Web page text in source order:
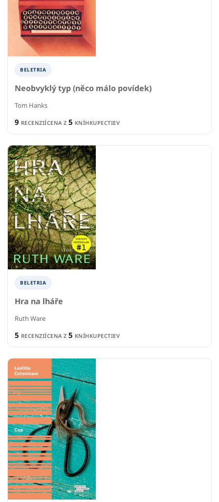
BELETRIA
Neobvyklý typ (něco málo povídek)
Tom Hanks
9 RECENZIÍCENA Z 5 KNÍHKUPECTIEV
BELETRIA
Hra na lháře
Ruth Ware
5 RECENZIÍCENA Z 5 KNÍHKUPECTIEV